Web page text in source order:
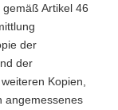
Artikel 46
der
der
Kopien,
angemessenes